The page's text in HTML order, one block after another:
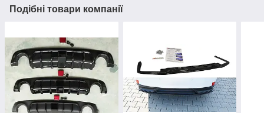
Подібні товари компанії